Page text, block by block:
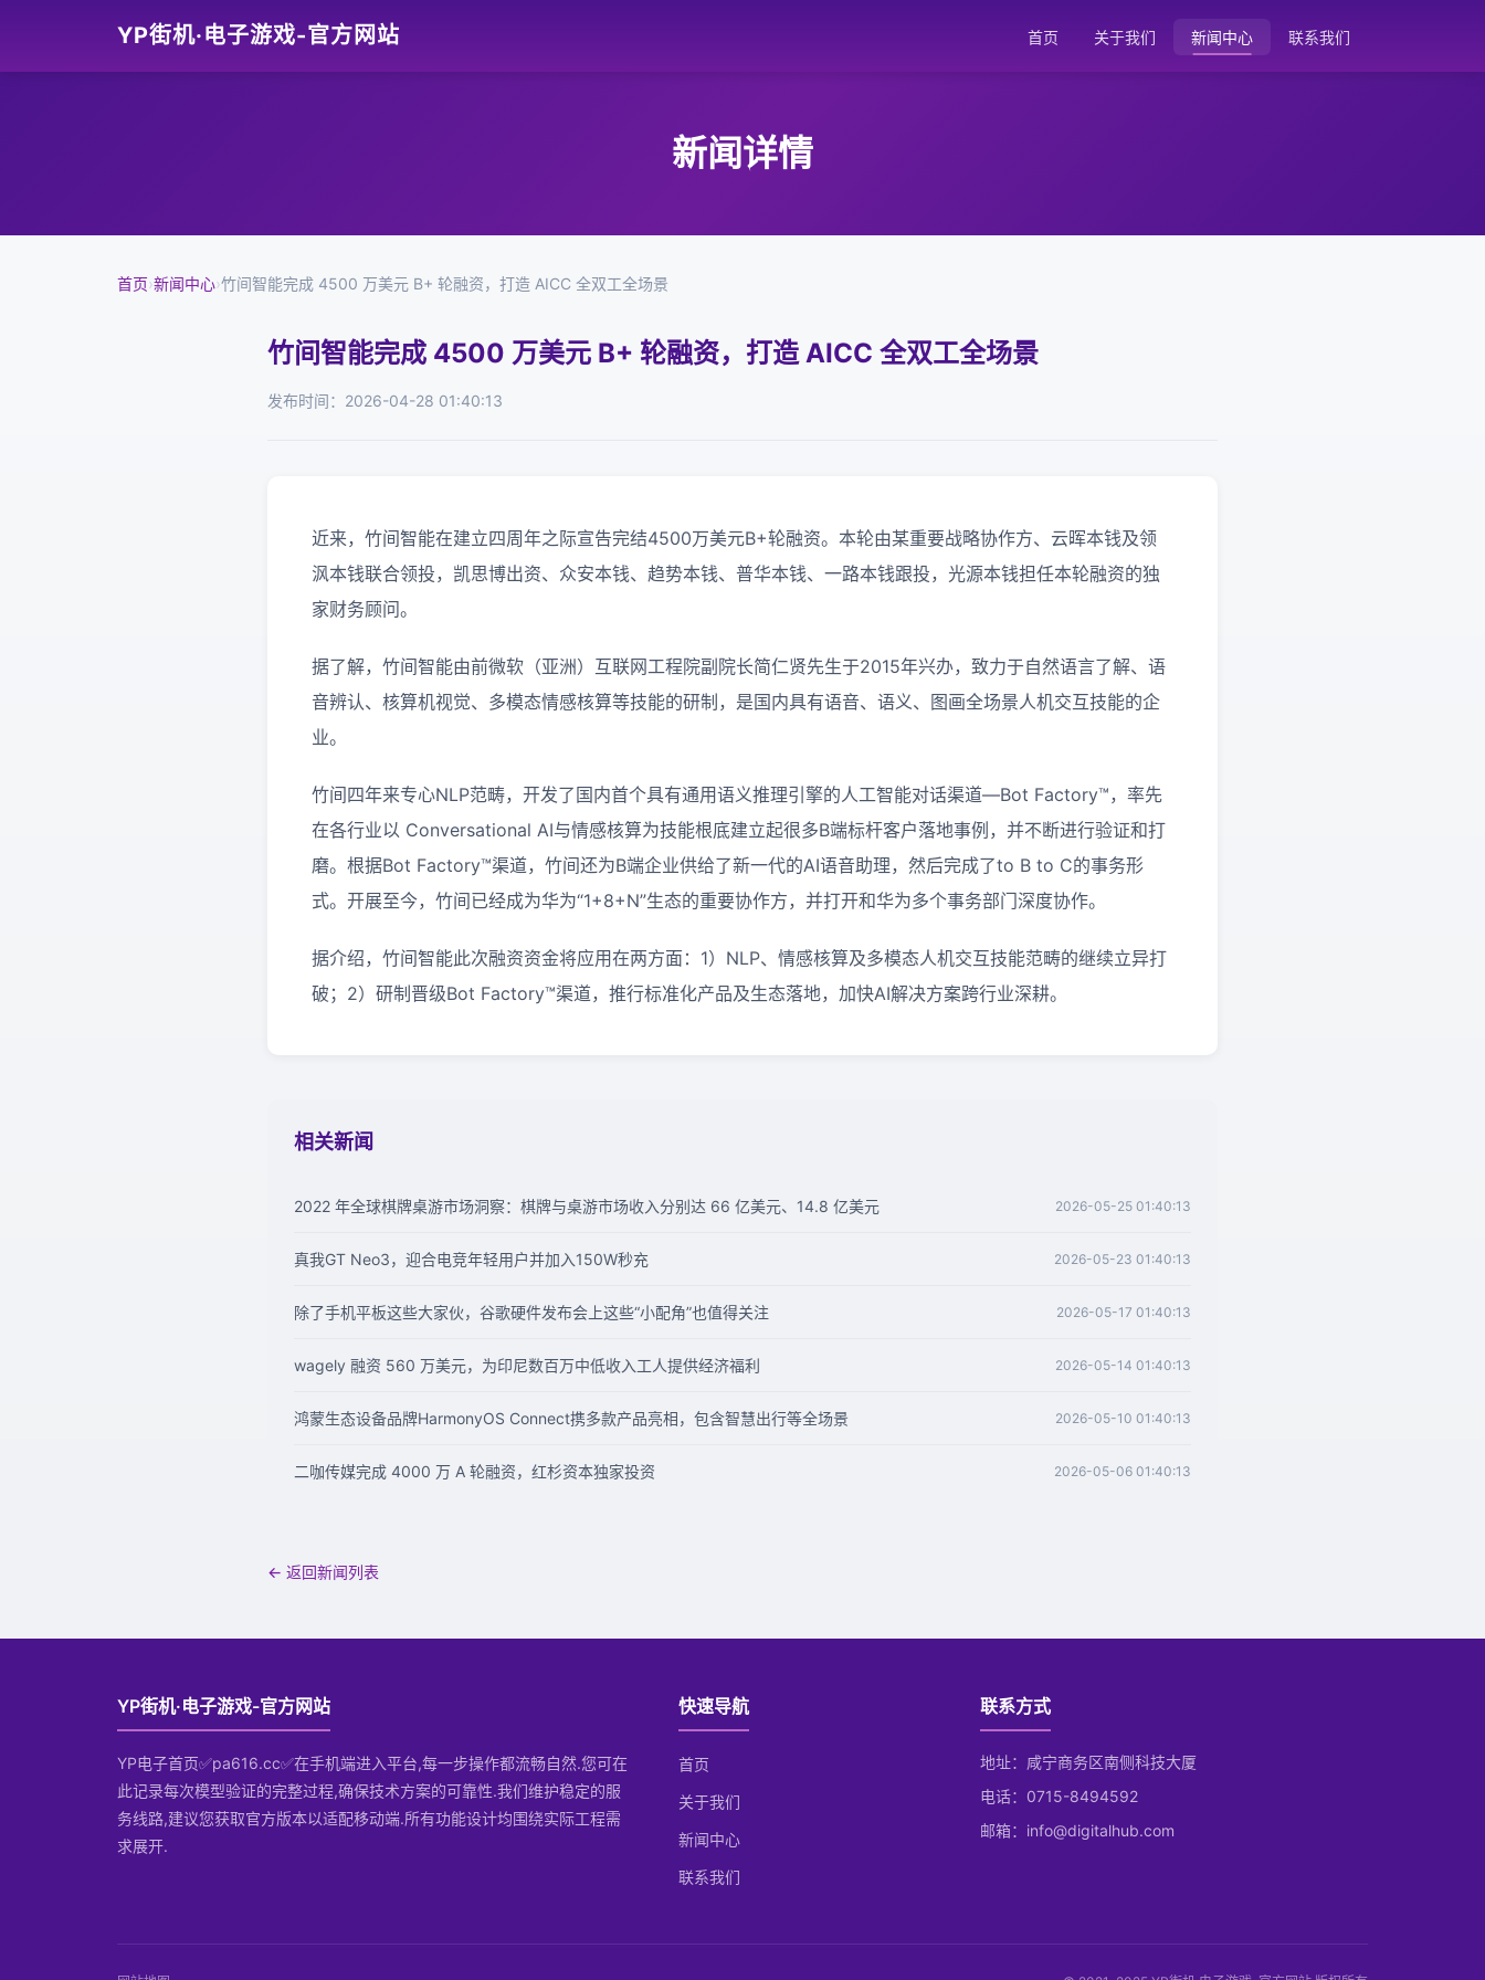
YP街机·电子游戏-官方网站 首页 关于我们 新闻中心 联系我们
新闻详情
首页›新闻中心›竹间智能完成 4500 万美元 B+ 轮融资，打造 AICC 全双工全场景
竹间智能完成 4500 万美元 B+ 轮融资，打造 AICC 全双工全场景
发布时间：2026-04-28 01:40:13
近来，竹间智能在建立四周年之际宣告完结4500万美元B+轮融资。本轮由某重要战略协作方、云晖本钱及领
沨本钱联合领投，凯思博出资、众安本钱、趋势本钱、普华本钱、一路本钱跟投，光源本钱担任本轮融资的独
家财务顾问。
据了解，竹间智能由前微软（亚洲）互联网工程院副院长简仁贤先生于2015年兴办，致力于自然语言了解、语
音辨认、核算机视觉、多模态情感核算等技能的研制，是国内具有语音、语义、图画全场景人机交互技能的企
业。
竹间四年来专心NLP范畴，开发了国内首个具有通用语义推理引擎的人工智能对话渠道—Bot Factory™，率先
在各行业以 Conversational AI与情感核算为技能根底建立起很多B端标杆客户落地事例，并不断进行验证和打
磨。根据Bot Factory™渠道，竹间还为B端企业供给了新一代的AI语音助理，然后完成了to B to C的事务形
式。开展至今，竹间已经成为华为“1+8+N”生态的重要协作方，并打开和华为多个事务部门深度协作。
据介绍，竹间智能此次融资资金将应用在两方面：1）NLP、情感核算及多模态人机交互技能范畴的继续立异打
破；2）研制晋级Bot Factory™渠道，推行标准化产品及生态落地，加快AI解决方案跨行业深耕。
相关新闻
2022 年全球棋牌桌游市场洞察：棋牌与桌游市场收入分别达 66 亿美元、14.8 亿美元 2026-05-25 01:40:13
真我GT Neo3，迎合电竞年轻用户并加入150W秒充 2026-05-23 01:40:13
除了手机平板这些大家伙，谷歌硬件发布会上这些“小配角”也值得关注 2026-05-17 01:40:13
wagely 融资 560 万美元，为印尼数百万中低收入工人提供经济福利 2026-05-14 01:40:13
鸿蒙生态设备品牌HarmonyOS Connect携多款产品亮相，包含智慧出行等全场景 2026-05-10 01:40:13
二咖传媒完成 4000 万 A 轮融资，红杉资本独家投资 2026-05-06 01:40:13
← 返回新闻列表
YP街机·电子游戏-官方网站
YP电子首页✅pa616.cc✅在手机端进入平台,每一步操作都流畅自然.您可在
此记录每次模型验证的完整过程,确保技术方案的可靠性.我们维护稳定的服
务线路,建议您获取官方版本以适配移动端.所有功能设计均围绕实际工程需
求展开.
快速导航
首页
关于我们
新闻中心
联系我们
联系方式
地址：咸宁商务区南侧科技大厦
电话：0715-8494592
邮箱：info@digitalhub.com